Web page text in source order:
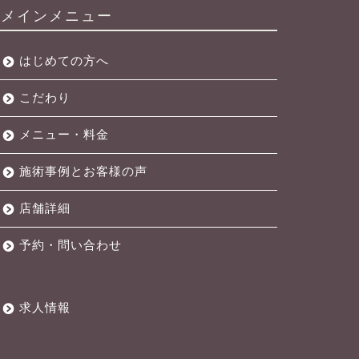
メインメニュー
はじめての方へ
こだわり
メニュー・料金
施術事例とお客様の声
店舗詳細
予約・問い合わせ
求人情報